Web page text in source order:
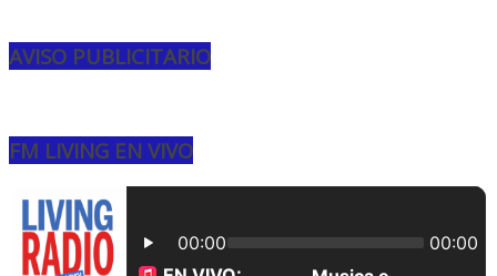
AVISO PUBLICITARIO
FM LIVING EN VIVO